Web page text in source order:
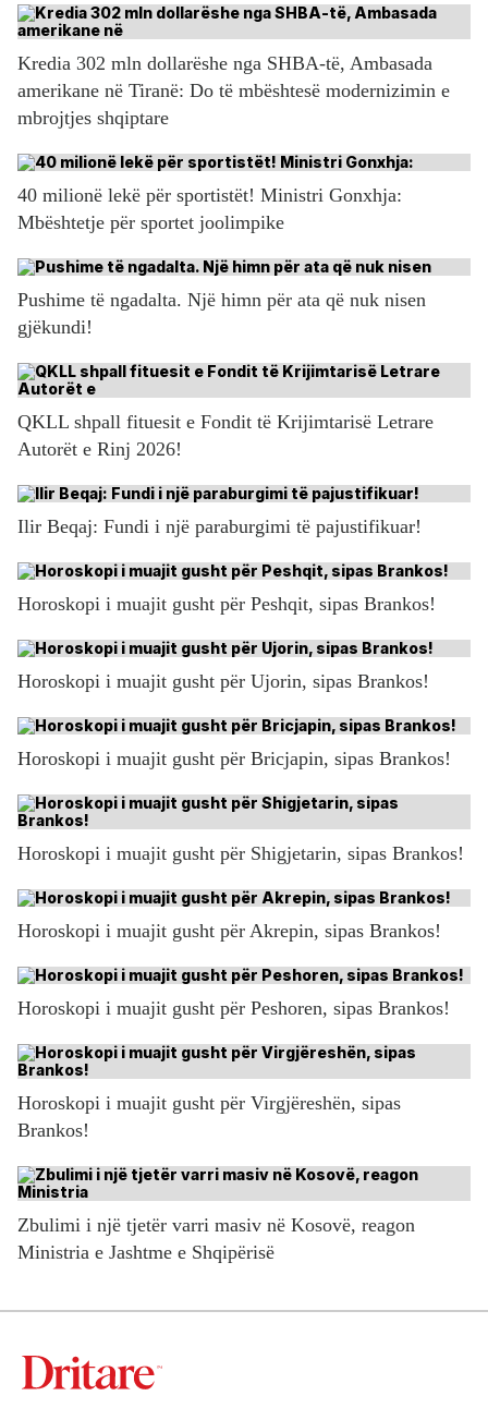
Kredia 302 mln dollarëshe nga SHBA-të, Ambasada
amerikane në Tiranë: Do të mbështesë modernizimin e
mbrojtjes shqiptare
40 milionë lekë për sportistët! Ministri Gonxhja:
Mbështetje për sportet joolimpike
Pushime të ngadalta. Një himn për ata që nuk nisen
gjëkundi!
QKLL shpall fituesit e Fondit të Krijimtarisë Letrare
Autorët e Rinj 2026!
Ilir Beqaj: Fundi i një paraburgimi të pajustifikuar!
Horoskopi i muajit gusht për Peshqit, sipas Brankos!
Horoskopi i muajit gusht për Ujorin, sipas Brankos!
Horoskopi i muajit gusht për Bricjapin, sipas Brankos!
Horoskopi i muajit gusht për Shigjetarin, sipas Brankos!
Horoskopi i muajit gusht për Akrepin, sipas Brankos!
Horoskopi i muajit gusht për Peshoren, sipas Brankos!
Horoskopi i muajit gusht për Virgjëreshën, sipas
Brankos!
Zbulimi i një tjetër varri masiv në Kosovë, reagon
Ministria e Jashtme e Shqipërisë